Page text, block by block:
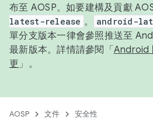
布至 AOSP。如要建構及貢獻
latest-release 。 android-
單分支版本一律會參照推送至
最新版本。詳情請參閱「 Android
更 」。
AOSP 文件 安全性